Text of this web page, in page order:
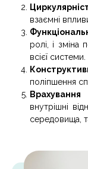
взаємні
ролі, і зміна
всієї системи.
поліпшення
Врахування
внутрішні
середовища,